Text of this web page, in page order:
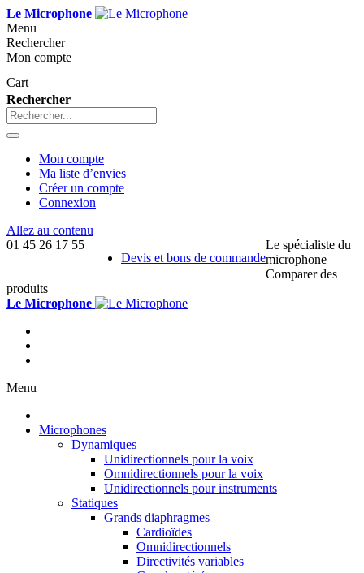
Le Microphone
Menu
Rechercher
Mon compte
Cart
Rechercher
Mon compte
Ma liste d’envies
Créer un compte
Connexion
Allez au contenu
01 45 26 17 55
Devis et bons de commande
Le spécialiste du
microphone
Comparer des
produits
Le Microphone
Menu
Microphones
Dynamiques
Unidirectionnels pour la voix
Omnidirectionnels pour la voix
Unidirectionnels pour instruments
Statiques
Grands diaphragmes
Cardioïdes
Omnidirectionnels
Directivités variables